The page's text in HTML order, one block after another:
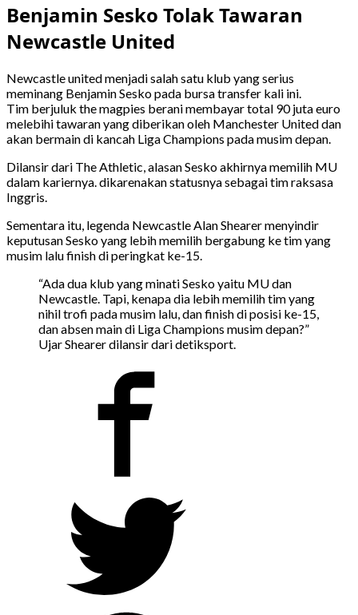
Benjamin Sesko Tolak Tawaran
Newcastle United
Newcastle united menjadi salah satu klub yang serius
meminang Benjamin Sesko pada bursa transfer kali ini.
Tim berjuluk the magpies berani membayar total 90 juta euro
melebihi tawaran yang diberikan oleh Manchester United dan
akan bermain di kancah Liga Champions pada musim depan.
Dilansir dari The Athletic, alasan Sesko akhirnya memilih MU
dalam kariernya. dikarenakan statusnya sebagai tim raksasa
Inggris.
Sementara itu, legenda Newcastle Alan Shearer menyindir
keputusan Sesko yang lebih memilih bergabung ke tim yang
musim lalu finish di peringkat ke-15.
“Ada dua klub yang minati Sesko yaitu MU dan
Newcastle. Tapi, kenapa dia lebih memilih tim yang
nihil trofi pada musim lalu, dan finish di posisi ke-15,
dan absen main di Liga Champions musim depan?”
Ujar Shearer dilansir dari detiksport.